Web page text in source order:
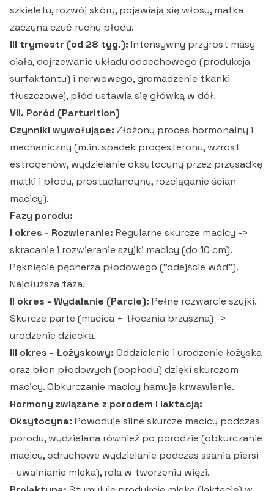
szkieletu, rozwój skóry, pojawiają się włosy, matka
zaczyna czuć ruchy płodu.
III trymestr (od 28 tyg.): Intensywny przyrost masy
ciała, dojrzewanie układu oddechowego (produkcja
surfaktantu) i nerwowego, gromadzenie tkanki
tłuszczowej, płód ustawia się główką w dół.
VII. Poród (Parturition)
Czynniki wywołujące: Złożony proces hormonalny i
mechaniczny (m.in. spadek progesteronu, wzrost
estrogenów, wydzielanie oksytocyny przez przysadkę
matki i płodu, prostaglandyny, rozciąganie ścian
macicy).
Fazy porodu:
I okres - Rozwieranie: Regularne skurcze macicy ->
skracanie i rozwieranie szyjki macicy (do 10 cm).
Pęknięcie pęcherza płodowego ("odejście wód").
Najdłuższa faza.
II okres - Wydalanie (Parcie): Pełne rozwarcie szyjki.
Skurcze parte (macica + tłocznia brzuszna) ->
urodzenie dziecka.
III okres - Łożyskowy: Oddzielenie i urodzenie łożyska
oraz błon płodowych (popłodu) dzięki skurczom
macicy. Obkurczanie macicy hamuje krwawienie.
Hormony związane z porodem i laktacją:
Oksytocyna: Powoduje silne skurcze macicy podczas
porodu, wydzielana również po porodzie (obkurczanie
macicy, odruchowe wydzielanie podczas ssania piersi
- uwalnianie mleka), rola w tworzeniu więzi.